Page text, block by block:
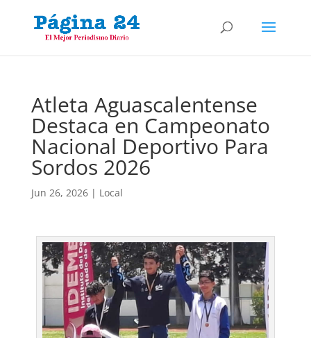
Atleta Aguascalentense
Destaca en Campeonato
Nacional Deportivo Para
Sordos 2026
Jun 26, 2026| Local